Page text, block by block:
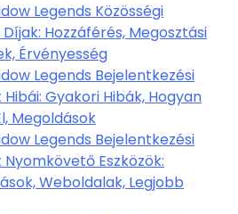
Legends Közösségi
Hozzáférés, Megosztási
Érvényesség
Legends Bejelentkezési
Gyakori Hibák, Hogyan
Megoldások
Legends Bejelentkezési
Eszközök:
Weboldalak, Legjobb